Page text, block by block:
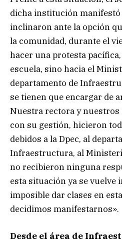
dicha institución manifestó
inclinaron ante la opción
la comunidad, durante el
hacer una protesta
escuela, sino hacia el
departamento de
se tienen que encargar de
Nuestra rectora y
con su gestión, hicieron
debidos a la Dpec, al
Infraestructura, al
no recibieron ninguna
esta situación ya se vuelve
imposible dar clases en
decidimos manifestarnos».
Desde el área de